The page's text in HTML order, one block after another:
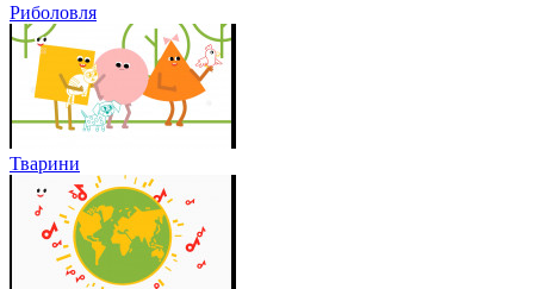
Риболовля
Тварини